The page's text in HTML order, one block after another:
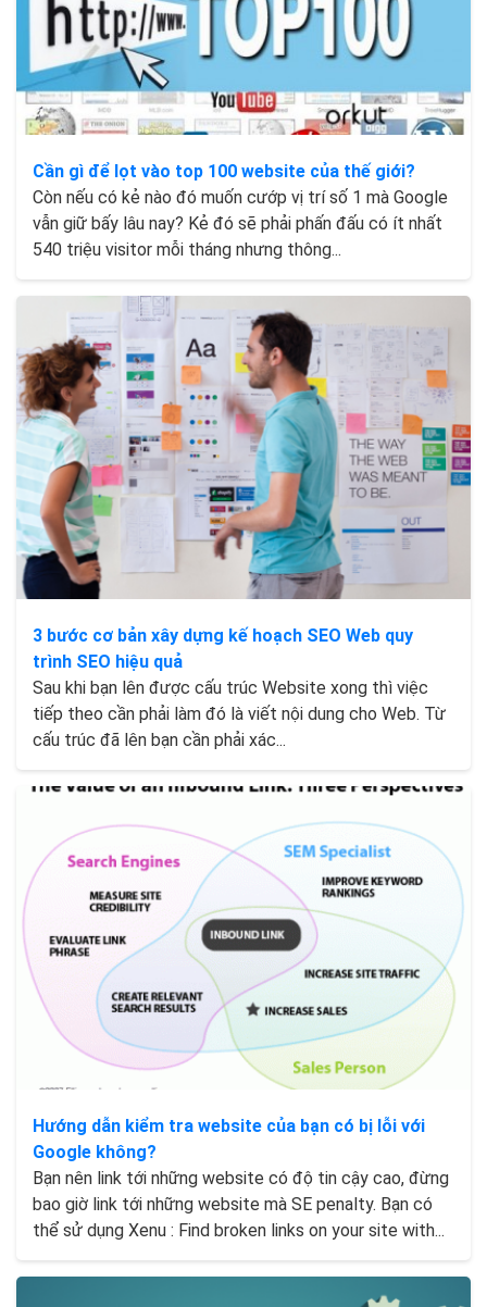
Cần gì để lọt vào top 100 website của thế giới?
Còn nếu có kẻ nào đó muốn cướp vị trí số 1 mà Google
vẫn giữ bấy lâu nay? Kẻ đó sẽ phải phấn đấu có ít nhất
540 triệu visitor mỗi tháng nhưng thông...
3 bước cơ bản xây dựng kế hoạch SEO Web quy
trình SEO hiệu quả
Sau khi bạn lên được cấu trúc Website xong thì việc
tiếp theo cần phải làm đó là viết nội dung cho Web. Từ
cấu trúc đã lên bạn cần phải xác...
Hướng dẫn kiểm tra website của bạn có bị lỗi với
Google không?
Bạn nên link tới những website có độ tin cậy cao, đừng
bao giờ link tới những website mà SE penalty. Bạn có
thể sử dụng Xenu : Find broken links on your site with...